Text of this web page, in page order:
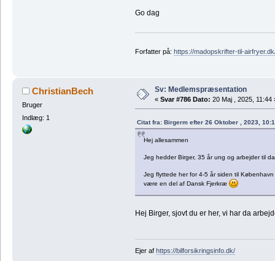
Go dag
Forfatter på: https://madopskrifter-til-
ChristianBech
Bruger
Indlæg: 1
Sv: Medlemspræsentation
« Svar #786 Dato: 20 Maj , 2025, 11:44
Citat fra: Birgerm efter 26 Oktober , 2023,
Hej allesammen
Jeg hedder Birger, 35 år ung og arbejder til
Jeg flyttede her for 4-5 år siden til
være en del af Dansk Fjerkræ
Hej Birger, sjovt du er her, vi har da
Ejer af https://bilforsikringsinfo.dk/